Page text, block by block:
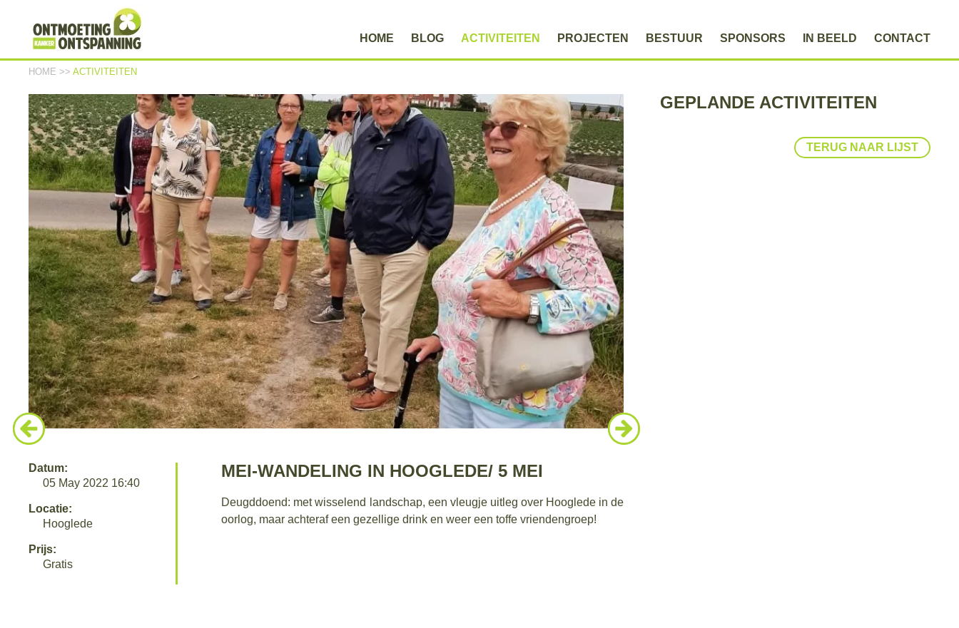
HOME BLOG ACTIVITEITEN PROJECTEN BESTUUR SPONSORS IN BEELD CONTACT
HOME >> ACTIVITEITEN
Datum:
05 May 2022 16:40
Locatie:
Hooglede
Prijs:
Gratis
MEI-WANDELING IN HOOGLEDE/ 5 MEI
Deugddoend: met wisselend landschap, een vleugje uitleg over Hooglede in de
oorlog, maar achteraf een gezellige drink en weer een toffe vriendengroep!
GEPLANDE ACTIVITEITEN
TERUG NAAR LIJST